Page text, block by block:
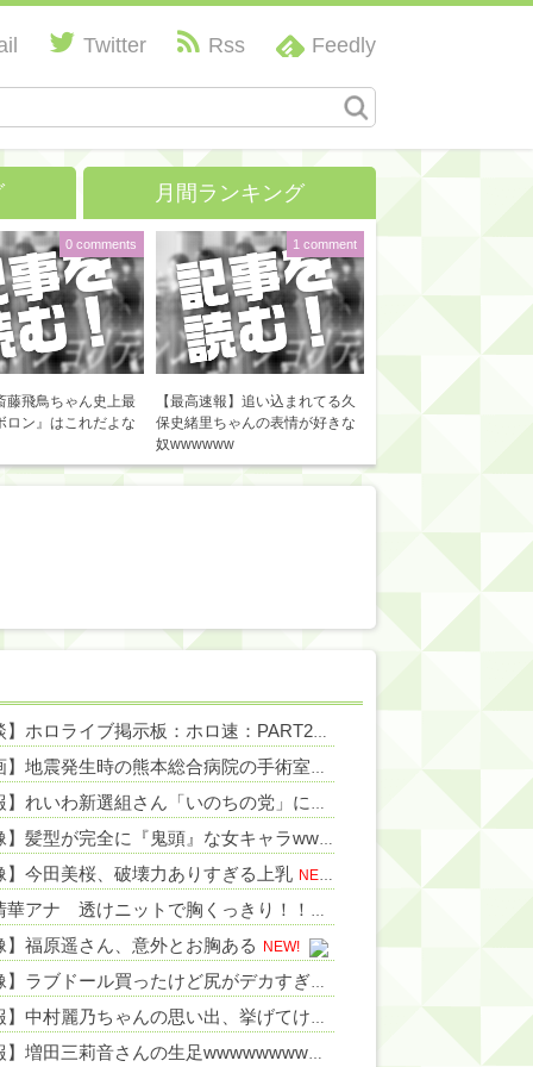
Twitter Rss Feedly
月間ランキング
藤飛鳥ちゃん史上最
ロン』はこれだよな
0 comments
【最高速報】追い込まれてる久
保史緒里ちゃんの表情が好きな
奴wwwwww
1 comment
NEW!
NEW!
NEW!
NEW!
【雑談】ホロライブ掲示板：ホロ速：PART2【配信実況可】
【動画】地震発生時の熊本総合病院の手術室の様子が(((ﾟДﾟ)))
【速報】れいわ新選組さん「いのちの党」に改名ｗｗｗｗｗｗｗｗ NEW!
【画像】髪型が完全に『鬼頭』な女キャラwwwwww
】今田美桜、破壊力ありすぎる上乳 NEW!
井上清華アナ 透けニットで胸くっきり！！NEW!
】福原遥さん、意外とお胸ある NEW!
【画像】ラブドール買ったけど尻がデカすぎる
【速報】中村麗乃ちゃんの思い出、挙げてけwwwwwwwwwww
【朗報】増田三莉音さんの生足wwwwwwwwwwww